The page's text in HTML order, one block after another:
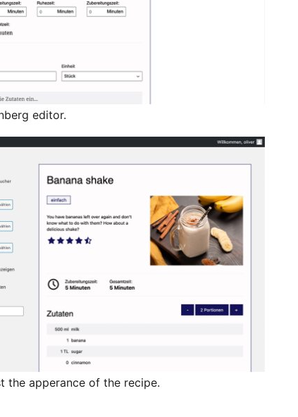
editor.
the apperance of the recipe.